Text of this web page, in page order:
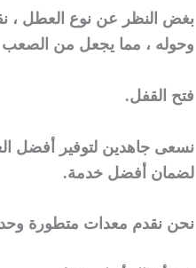
بغض النظر عن نوع العطل ،
وحوله ، مما يجعل من الصعب
فتح القفل.
نسعى جاهدين لتوفير أفضل
لضمان أفضل خدمة.
نحن نقدم معدات متطورة